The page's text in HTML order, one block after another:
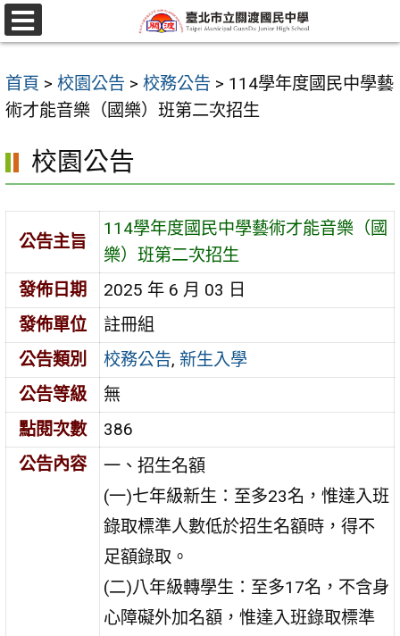
跳
至
要
內
區
選
單
首頁 > 校園公告 > 校務公告 > 114學年度國民中學藝
術才能音樂（國樂）班第二次招生
校園公告
公告主旨
114學年度國民中學藝術才能音樂（國
樂）班第二次招生
發佈日期
2025 年 6 月 03 日
發佈單位
註冊組
公告類別
校務公告,新生入學
公告等級
無
點閱次數
386
公告內容
一、招生名額
(一)七年級新生：至多23名，惟達入班
錄取標準人數低於招生名額時，得不
足額錄取。
(二)八年級轉學生：至多17名，不含身
心障礙外加名額，惟達入班錄取標準